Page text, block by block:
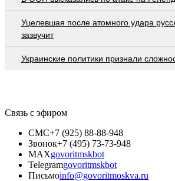
Уцелевшая после атомного удара
зазвучит
Украинские политики признали
Связь с эфиром
СМС+7 (925) 88-88-948
Звонок+7 (495) 73-73-948
MAXgovoritmskbot
Telegramgovoritmskbot
Письмоinfo@govoritmoskva.ru